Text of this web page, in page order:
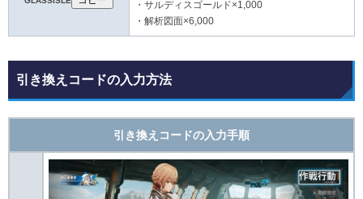
・サルディスゴールド×1,000
・解析図面×6,000
引き換えコードの入力方法
引き換えコードの入力手順